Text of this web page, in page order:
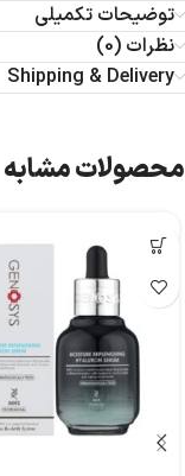
توضیحات تکمیلی
نظرات (0)
Shipping & Delivery
محصولات مشابه